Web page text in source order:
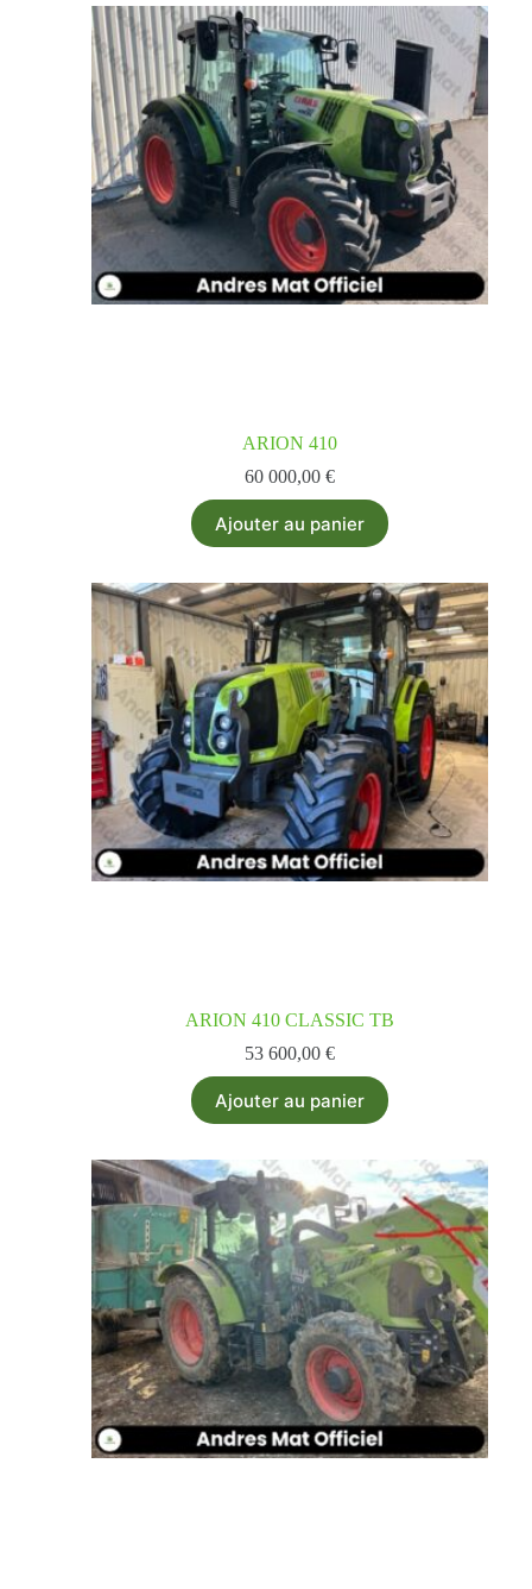
ARION 410
60 000,00 €
Ajouter au panier
ARION 410 CLASSIC TB
53 600,00 €
Ajouter au panier